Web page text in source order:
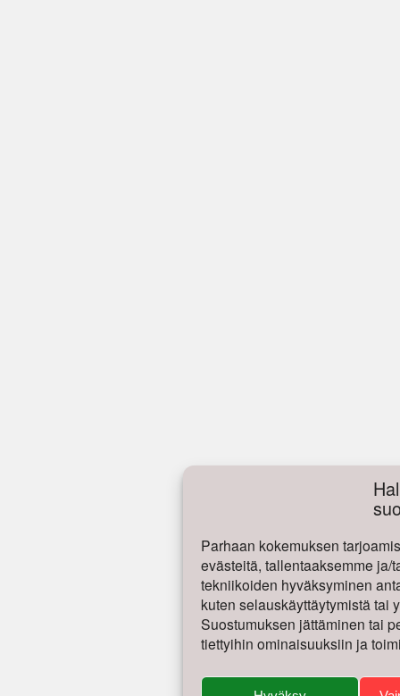
Parhaan kokemuksen
evästeitä, tallentaaksemme ja/
tekniikoiden hyväksyminen
kuten selauskäyttäytymistä tai
Suostumuksen jättäminen tai
tiettyihin ominaisuuksiin ja